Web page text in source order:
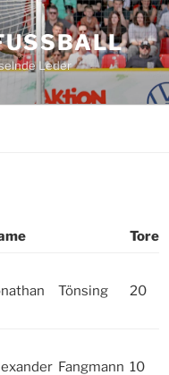
Leder
Tore
Tönsing 20
Fangmann 10